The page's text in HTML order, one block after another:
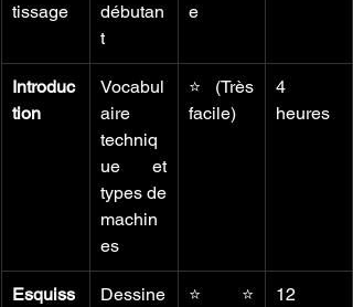
tissage
débutan
t
e
Introduc
tion
Vocabul
aire
techniq
ue et
types de
machin
es
⭐ (Très
facile)
4
heures
Esquiss
Dessine
⭐⭐
12